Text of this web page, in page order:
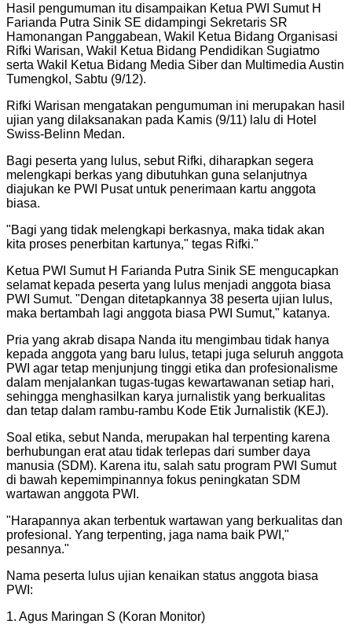
Hasil pengumuman itu disampaikan Ketua PWI Sumut H
Farianda Putra Sinik SE didampingi Sekretaris SR
Hamonangan Panggabean, Wakil Ketua Bidang Organisasi
Rifki Warisan, Wakil Ketua Bidang Pendidikan Sugiatmo
serta Wakil Ketua Bidang Media Siber dan Multimedia Austin
Tumengkol, Sabtu (9/12).
Rifki Warisan mengatakan pengumuman ini merupakan hasil
ujian yang dilaksanakan pada Kamis (9/11) lalu di Hotel
Swiss-Belinn Medan.
Bagi peserta yang lulus, sebut Rifki, diharapkan segera
melengkapi berkas yang dibutuhkan guna selanjutnya
diajukan ke PWI Pusat untuk penerimaan kartu anggota
biasa.
"Bagi yang tidak melengkapi berkasnya, maka tidak akan
kita proses penerbitan kartunya," tegas Rifki."
Ketua PWI Sumut H Farianda Putra Sinik SE mengucapkan
selamat kepada peserta yang lulus menjadi anggota biasa
PWI Sumut. "Dengan ditetapkannya 38 peserta ujian lulus,
maka bertambah lagi anggota biasa PWI Sumut," katanya.
Pria yang akrab disapa Nanda itu mengimbau tidak hanya
kepada anggota yang baru lulus, tetapi juga seluruh anggota
PWI agar tetap menjunjung tinggi etika dan profesionalisme
dalam menjalankan tugas-tugas kewartawanan setiap hari,
sehingga menghasilkan karya jurnalistik yang berkualitas
dan tetap dalam rambu-rambu Kode Etik Jurnalistik (KEJ).
Soal etika, sebut Nanda, merupakan hal terpenting karena
berhubungan erat atau tidak terlepas dari sumber daya
manusia (SDM). Karena itu, salah satu program PWI Sumut
di bawah kepemimpinannya fokus peningkatan SDM
wartawan anggota PWI.
"Harapannya akan terbentuk wartawan yang berkualitas dan
profesional. Yang terpenting, jaga nama baik PWI,"
pesannya."
Nama peserta lulus ujian kenaikan status anggota biasa
PWI:
1. Agus Maringan S (Koran Monitor)